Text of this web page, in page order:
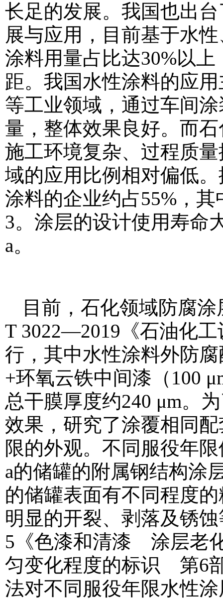
长足的发展。我国也出
展与应用，目前基于水
涂料用量占比达30%以
距。我国水性涂料的应
等工业领域，通过车间
量，整体效果良好。而
施工环境复杂、过程质
域的应用比例相对偏低
涂料的企业约占55%，
3。涂层的设计使用寿命
a。
目前，石化领域防腐
T 3022—2019《石油化
行，其中水性涂料外防
+环氧云铁中间漆（100
总干膜厚度约240 μm。
效果，研究了涂覆相同
限的外观。不同服役年
a的储罐的附属钢结构涂
的储罐表面有不同程度
明显的开裂、剥落及锈
5《色漆和清漆 涂层老
匀变化程度的标识 第6
法对不同服役年限水性